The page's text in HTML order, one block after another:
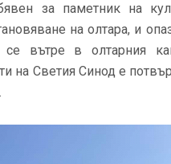
за паметник на
на олтара, и
вътре в олтарния
на Светия Синод е